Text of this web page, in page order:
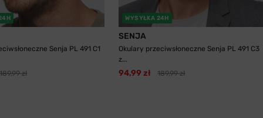
Senja PL 491 C1
zł
WYSYŁKA 24H
SENJA
Okulary przeciwsłoneczne Senja PL 491 C3
z...
94,99 zł 189,99 zł